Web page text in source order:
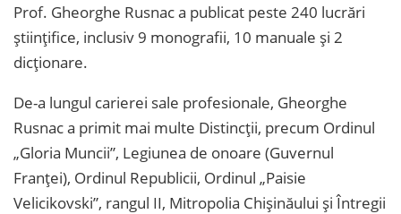
Prof. Gheorghe Rusnac a publicat peste 240 lucrări
științifice, inclusiv 9 monografii, 10 manuale și 2
dicționare.
De-a lungul carierei sale profesionale, Gheorghe
Rusnac a primit mai multe Distincții, precum Ordinul
„Gloria Muncii”, Legiunea de onoare (Guvernul
Franței), Ordinul Republicii, Ordinul „Paisie
Velicikovski”, rangul II, Mitropolia Chișinăului și Întregii